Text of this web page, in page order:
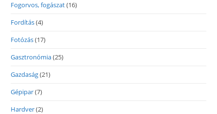
Fogorvos, fogászat(16)
Fordítás(4)
Fotózás(17)
Gasztronómia(25)
Gazdaság(21)
Gépipar(7)
Hardver(2)